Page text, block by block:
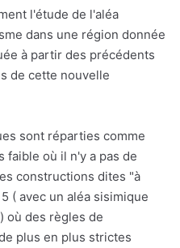
l'étude de l'aléa
dans une région donnée
à partir des précédents
de cette nouvelle
sont réparties comme
faible où il n'y a pas de
constructions dites "à
( avec un aléa sisimique
où des règles de
plus en plus strictes